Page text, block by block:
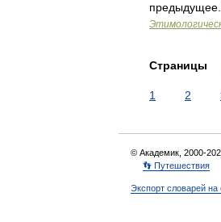
предыдущее.
Страницы
1 2
© Академик, 2000-
👣 Путешествия
Экспорт словарей на